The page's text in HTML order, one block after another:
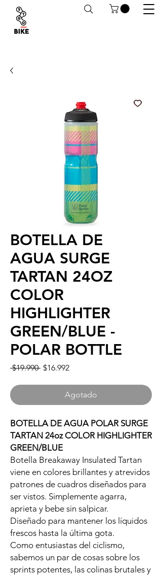
Despachos a todo Chile. Retiro en tiendas
BOTELLA DE
AGUA SURGE
TARTAN 24OZ
COLOR
HIGHLIGHTER
GREEN/BLUE -
POLAR BOTTLE
$19.990 Precio
$16.992Precio
oferta
Agotado
BOTELLA DE AGUA POLAR SURGE
TARTAN 24oz COLOR HIGHLIGHTER
GREEN/BLUE
Botella Breakaway Insulated Tartan
viene en colores brillantes y atrevidos
patrones de cuadros diseñados para
ser vistos. Simplemente agarra,
aprieta y bebe sin salpicar.
Diseñado para mantener los líquidos
frescos hasta la última gota.
Como entusiastas del ciclismo,
sabemos un par de cosas sobre los
sprints potentes, las colinas brutales y